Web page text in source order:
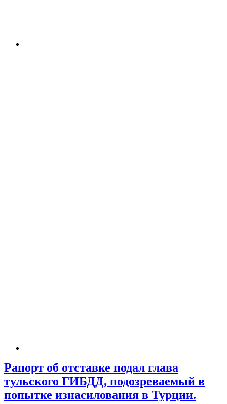
Рапорт об отставке подал глава
тульского ГИБДД, подозреваемый в
попытке изнасилования в Турции.